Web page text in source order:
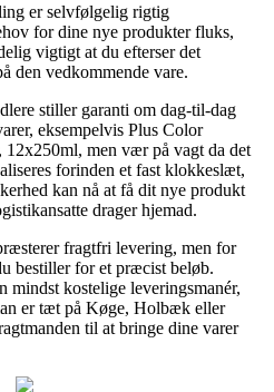
er selvfølgelig rigtig
for dine nye produkter fluks,
vigtigt at du efterser det
den vedkommende vare.
stiller garanti om dag-til-dag
eksempelvis Plus Color
12x250ml, men vær på vagt da det
forinden et fast klokkeslæt,
kan nå at få dit nye produkt
drager hjemad.
fragtfri levering, men for
bestiller for et præcist beløb.
mindst kostelige leveringsmanér,
er tæt på Køge, Holbæk eller
til at bringe dine varer